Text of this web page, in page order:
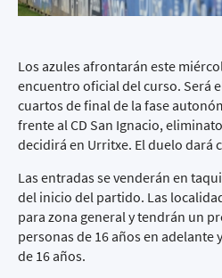
Los azules afrontarán este
encuentro oficial del curso. Será
cuartos de final de la fase
frente al CD San Ignacio,
decidirá en Urritxe. El duelo dará
Las entradas se venderán en
del inicio del partido. Las
para zona general y tendrán un
personas de 16 años en adelante
de 16 años.